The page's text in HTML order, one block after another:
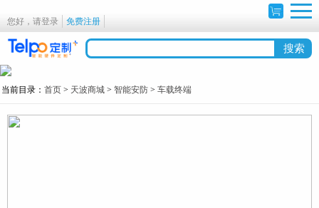
您好，请登录 免费注册
当前目录： 首页 > 天波商城 > 智能安防 > 车载终端